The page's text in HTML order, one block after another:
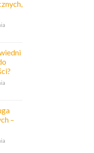
warto
–
model
wybrać?
elektrycznych,
Linde
ruchomy
do
–